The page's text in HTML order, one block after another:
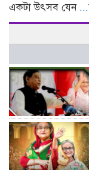
একটা উৎসব যেন